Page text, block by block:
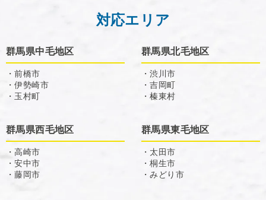
対応エリア
群馬県中毛地区
・前橋市
・伊勢崎市
・玉村町
群馬県北毛地区
・渋川市
・吉岡町
・榛東村
群馬県西毛地区
・高崎市
・安中市
・藤岡市
群馬県東毛地区
・太田市
・桐生市
・みどり市